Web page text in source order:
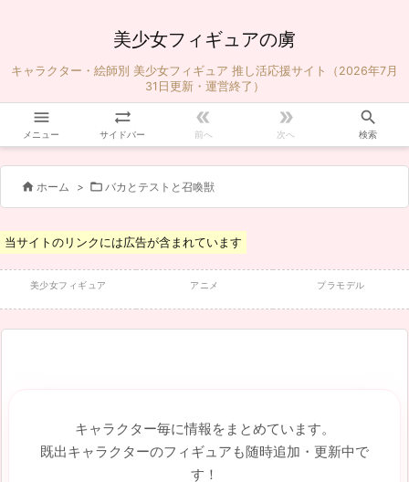
美少女フィギュアの虜
キャラクター・絵師別 美少女フィギュア 推し活応援サイト（2026年7月
31日更新・運営終了）

メニュー

サイドバー

前へ

次へ

検索
 ホーム >  バカとテストと召喚獣
当サイトのリンクには広告が含まれています
美少女フィギュア アニメ プラモデル
キャラクター毎に情報をまとめています。
既出キャラクターのフィギュアも随時追加・更新中で
す！